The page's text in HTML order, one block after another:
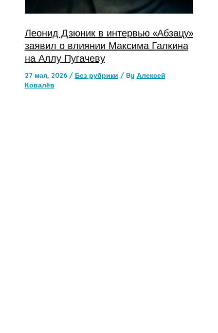
Леонид Дзюник в интервью «Абзацу»
заявил о влиянии Максима Галкина
на Аллу Пугачеву
27 мая, 2026 / Без рубрики / By Алексей
Ковалёв